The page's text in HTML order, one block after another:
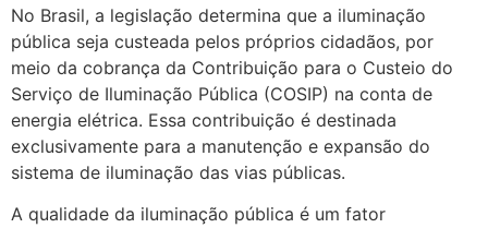
No Brasil, a legislação determina que a iluminação
pública seja custeada pelos próprios cidadãos, por
meio da cobrança da Contribuição para o Custeio do
Serviço de Iluminação Pública (COSIP) na conta de
energia elétrica. Essa contribuição é destinada
exclusivamente para a manutenção e expansão do
sistema de iluminação das vias públicas.
A qualidade da iluminação pública é um fator